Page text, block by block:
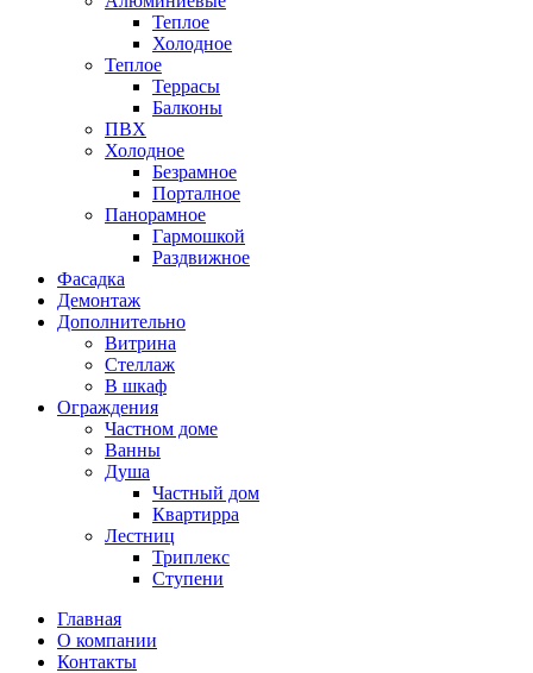
Теплое
Холодное
Теплое
Террасы
Балконы
ПВХ
Холодное
Безрамное
Порталное
Панорамное
Гармошкой
Раздвижное
Фасадка
Демонтаж
Дополнительно
Витрина
Стеллаж
В шкаф
Ограждения
Частном доме
Ванны
Душа
Частный дом
Квартирра
Лестниц
Триплекс
Ступени
Главная
О компании
Контакты